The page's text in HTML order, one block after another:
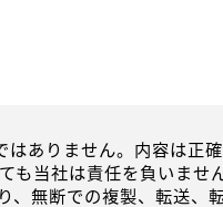
ありません。内容は正
も当社は責任を負いませ
無断での複製、転送、転